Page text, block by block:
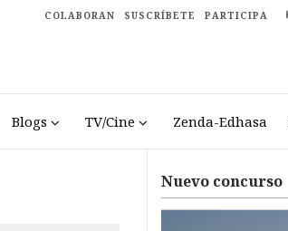
COLABORAN SUSCRÍBETE PARTICIPA
Blogs TV/Cine Zenda-Edhasa
Nuevo concurso